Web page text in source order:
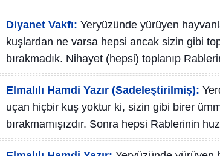
Diyanet Vakfı: Yeryüzünde yürüyen
kuşlardan ne varsa hepsi ancak sizin gibi
bırakmadık. Nihayet (hepsi) toplanıp
Elmalılı Hamdi Yazır (Sadeleştirilmiş):
uçan hiçbir kuş yoktur ki, sizin gibi birer
bırakmamışızdır. Sonra hepsi Rablerinin